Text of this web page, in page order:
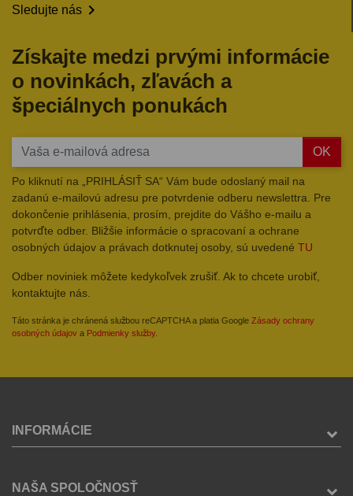
Sledujte nás 
Získajte medzi prvými informácie
o novinkách, zľavách a
špeciálnych ponukách
OK
Po kliknutí na „PRIHLÁSIŤ SA“ Vám bude odoslaný mail na
zadanú e-mailovú adresu pre potvrdenie odberu newslettra. Pre
dokončenie prihlásenia, prosím, prejdite do Vášho e-mailu a
potvrďte odber. Bližšie informácie o spracovaní a ochrane
osobných údajov a právach dotknutej osoby, sú uvedené TU
Odber noviniek môžete kedykoľvek zrušiť. Ak to chcete urobiť,
kontaktujte nás.
Táto stránka je chránená službou reCAPTCHA a platia Google Zásady ochrany
osobných údajov a Podmienky služby.
INFORMÁCIE
NAŠA SPOLOČNOSŤ